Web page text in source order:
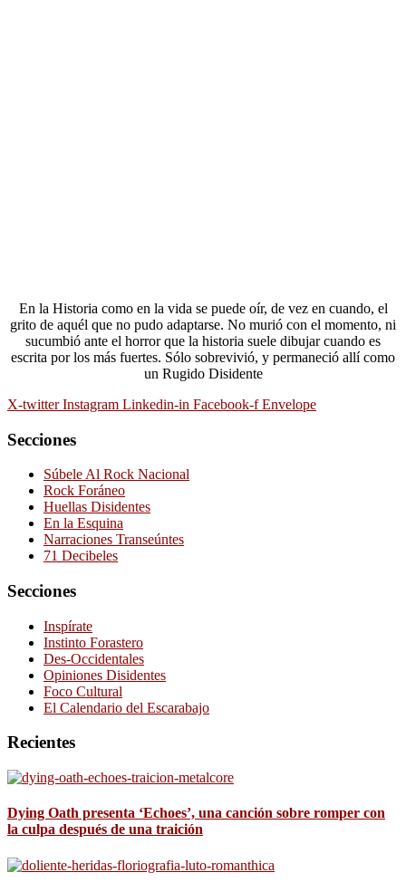
En la Historia como en la vida se puede oír, de vez en cuando, el
grito de aquél que no pudo adaptarse. No murió con el momento, ni
sucumbió ante el horror que la historia suele dibujar cuando es
escrita por los más fuertes. Sólo sobrevivió, y permaneció allí como
un Rugido Disidente
X-twitter Instagram Linkedin-in Facebook-f Envelope
Secciones
Súbele Al Rock Nacional
Rock Foráneo
Huellas Disidentes
En la Esquina
Narraciones Transeúntes
71 Decibeles
Secciones
Inspírate
Instinto Forastero
Des-Occidentales
Opiniones Disidentes
Foco Cultural
El Calendario del Escarabajo
Recientes
Dying Oath presenta ‘Echoes’, una canción sobre romper con
la culpa después de una traición